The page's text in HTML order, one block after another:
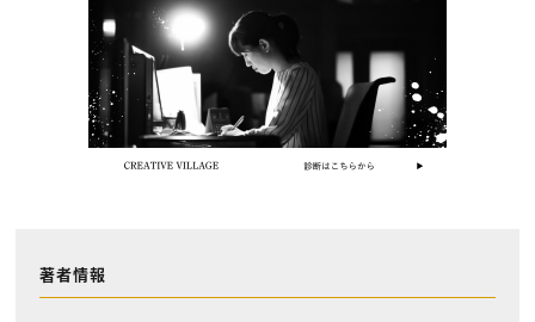
著者情報